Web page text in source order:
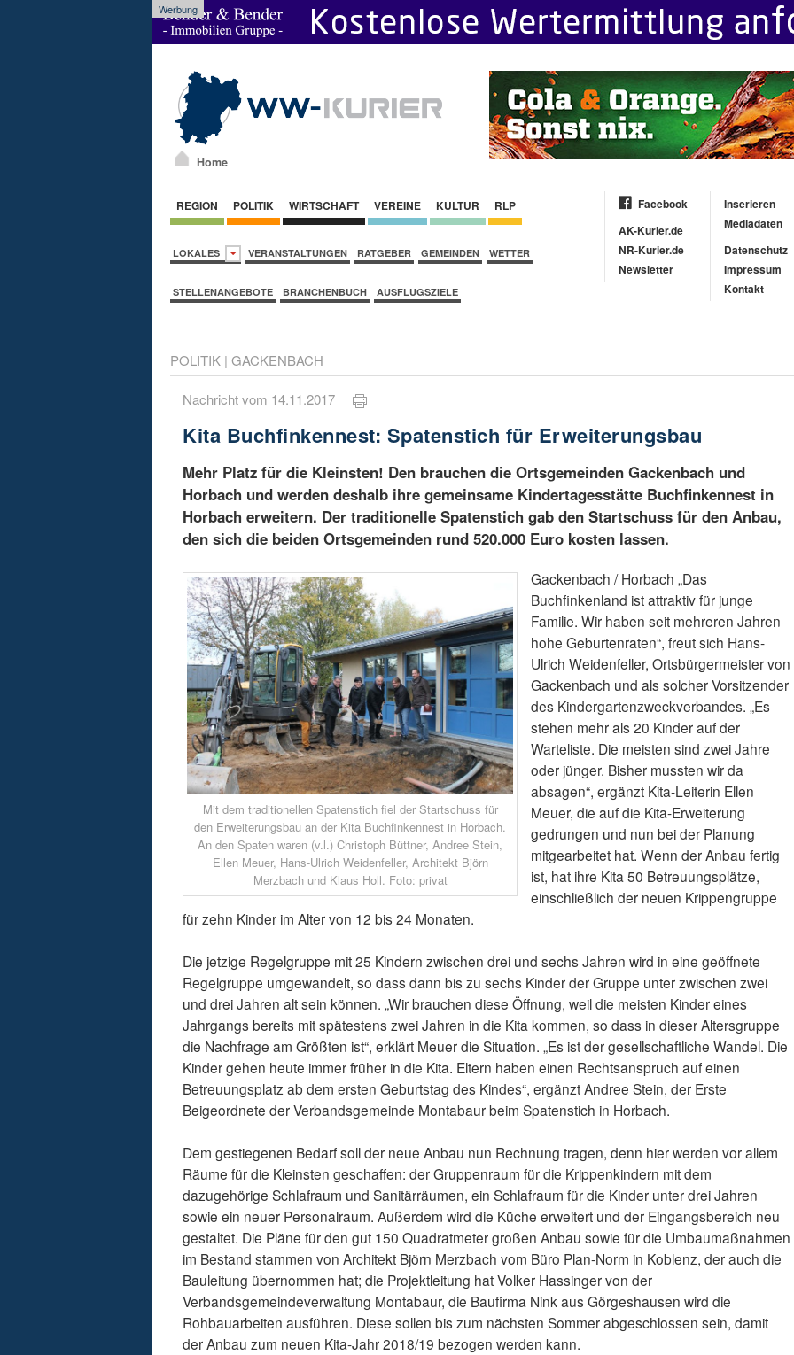
Werbung
Home
REGION POLITIK WIRTSCHAFT VEREINE KULTUR RLP
LOKALES VERANSTALTUNGEN RATGEBER GEMEINDEN WETTER
STELLENANGEBOTE BRANCHENBUCH AUSFLUGSZIELE
Facebook
AK-Kurier.de
NR-Kurier.de
Newsletter
Inserieren
Mediadaten
Datenschutz
Impressum
Kontakt
POLITIK | GACKENBACH
Nachricht vom 14.11.2017
Kita Buchfinkennest: Spatenstich für Erweiterungsbau
Mehr Platz für die Kleinsten! Den brauchen die Ortsgemeinden Gackenbach und
Horbach und werden deshalb ihre gemeinsame Kindertagesstätte Buchfinkennest in
Horbach erweitern. Der traditionelle Spatenstich gab den Startschuss für den Anbau,
den sich die beiden Ortsgemeinden rund 520.000 Euro kosten lassen.
Mit dem traditionellen Spatenstich fiel der Startschuss für
den Erweiterungsbau an der Kita Buchfinkennest in Horbach.
An den Spaten waren (v.l.) Christoph Büttner, Andree Stein,
Ellen Meuer, Hans-Ulrich Weidenfeller, Architekt Björn
Merzbach und Klaus Holl. Foto: privat
Gackenbach / Horbach „Das
Buchfinkenland ist attraktiv für junge
Familie. Wir haben seit mehreren Jahren
hohe Geburtenraten“, freut sich Hans-
Ulrich Weidenfeller, Ortsbürgermeister von
Gackenbach und als solcher Vorsitzender
des Kindergartenzweckverbandes. „Es
stehen mehr als 20 Kinder auf der
Warteliste. Die meisten sind zwei Jahre
oder jünger. Bisher mussten wir da
absagen“, ergänzt Kita-Leiterin Ellen
Meuer, die auf die Kita-Erweiterung
gedrungen und nun bei der Planung
mitgearbeitet hat. Wenn der Anbau fertig
ist, hat ihre Kita 50 Betreuungsplätze,
einschließlich der neuen Krippengruppe
für zehn Kinder im Alter von 12 bis 24 Monaten.
Die jetzige Regelgruppe mit 25 Kindern zwischen drei und sechs Jahren wird in eine geöffnete
Regelgruppe umgewandelt, so dass dann bis zu sechs Kinder der Gruppe unter zwischen zwei
und drei Jahren alt sein können. „Wir brauchen diese Öffnung, weil die meisten Kinder eines
Jahrgangs bereits mit spätestens zwei Jahren in die Kita kommen, so dass in dieser Altersgruppe
die Nachfrage am Größten ist“, erklärt Meuer die Situation. „Es ist der gesellschaftliche Wandel. Die
Kinder gehen heute immer früher in die Kita. Eltern haben einen Rechtsanspruch auf einen
Betreuungsplatz ab dem ersten Geburtstag des Kindes“, ergänzt Andree Stein, der Erste
Beigeordnete der Verbandsgemeinde Montabaur beim Spatenstich in Horbach.
Dem gestiegenen Bedarf soll der neue Anbau nun Rechnung tragen, denn hier werden vor allem
Räume für die Kleinsten geschaffen: der Gruppenraum für die Krippenkindern mit dem
dazugehörige Schlafraum und Sanitärräumen, ein Schlafraum für die Kinder unter drei Jahren
sowie ein neuer Personalraum. Außerdem wird die Küche erweitert und der Eingangsbereich neu
gestaltet. Die Pläne für den gut 150 Quadratmeter großen Anbau sowie für die Umbaumaßnahmen
im Bestand stammen von Architekt Björn Merzbach vom Büro Plan-Norm in Koblenz, der auch die
Bauleitung übernommen hat; die Projektleitung hat Volker Hassinger von der
Verbandsgemeindeverwaltung Montabaur, die Baufirma Nink aus Görgeshausen wird die
Rohbauarbeiten ausführen. Diese sollen bis zum nächsten Sommer abgeschlossen sein, damit
der Anbau zum neuen Kita-Jahr 2018/19 bezogen werden kann.